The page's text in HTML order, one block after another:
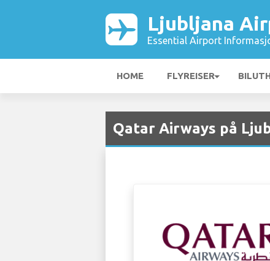
Ljubljana
Essential Airport
HOME FLYREISER
Qatar Airways på